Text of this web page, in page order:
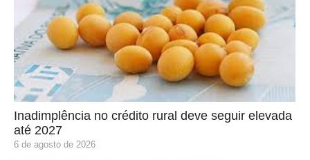
Inadimplência no crédito rural deve seguir elevada
até 2027
6 de agosto de 2026